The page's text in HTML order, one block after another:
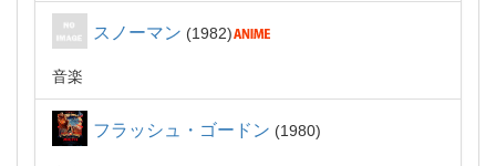
スノーマン 1982
音楽
フラッシュ・ゴードン 1980